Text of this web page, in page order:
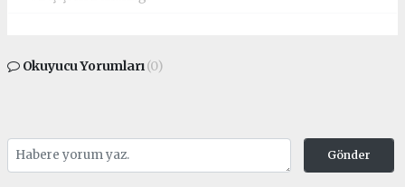
Okuyucu Yorumları(0)
Gönder